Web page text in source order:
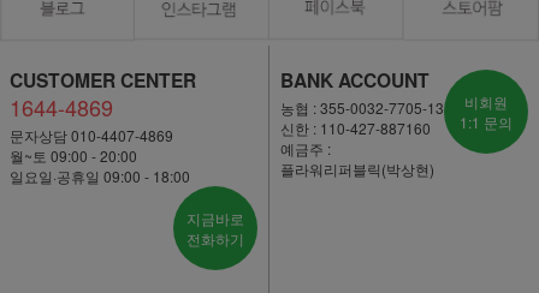
CUSTOMER CENTER
1644-4869
문자상담 010-4407-4869
월~토 09:00 - 20:00
일요일·공휴일 09:00 - 18:00
지금바로
전화하기
BANK ACCOUNT
농협 : 355-0032-7705-13
신한 : 110-427-887160
예금주 :
플라워리퍼블릭(박상현)
비회원
1:1 문의